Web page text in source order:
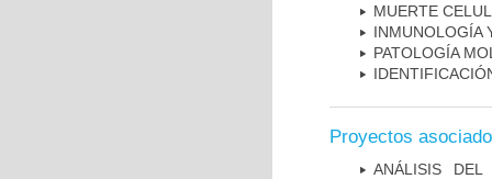
MUERTE
INMUNOLOGÍA
PATOLOGÍA
Proyectos
ANÁLISIS